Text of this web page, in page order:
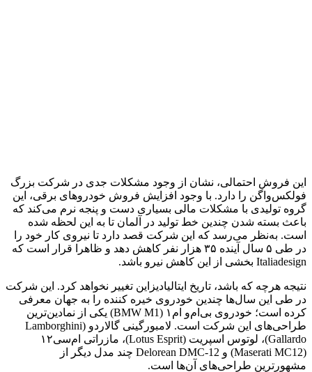
این فروش احتمالی، نشان از وجود مشکلات جدی در شرکت بزرگ
فولکس‌واگن را دارد. با وجود افزایش فروش خودروهای برقی، این
گروه تولیدی با مشکلات مالی بسیاری دست و پنجه نرم می‌کند که
باعث بسته شدن چندین خط تولید در آلمان تا به این لحظه شده
است. به‌نظر می‌رسد که این شرکت قصد دارد تا نیروی کار خود را
در طی ۵ سال آینده ۳۵ هزار نفر کاهش دهد و ظاهرا قرار است که
Italiadesign بخشی از این کاهش نیرو باشد.
نتیجه هرچه که باشد، تاریخ ایتالیادیزاین تغییر نخواهد کرد. این شرکت
در طی این سال‌ها چندین خودروی خیره کننده را به جهان معرفی
کرده است؛ خودروی بی‌ام‌و ام۱ (BMW M1) یکی از نمادین‌ترین
طراحی‌های این شرکت است. لامبورگینی گالاردو (Lamborghini
Gallardo)، لوتوس اسپریت (Lotus Esprit)، مازراتی ام‌سی۱۲
(Maserati MC12) و Delorean DMC-12 چند مدل دیگر از
مشهورترین طراحی‌های آن‌ها است.